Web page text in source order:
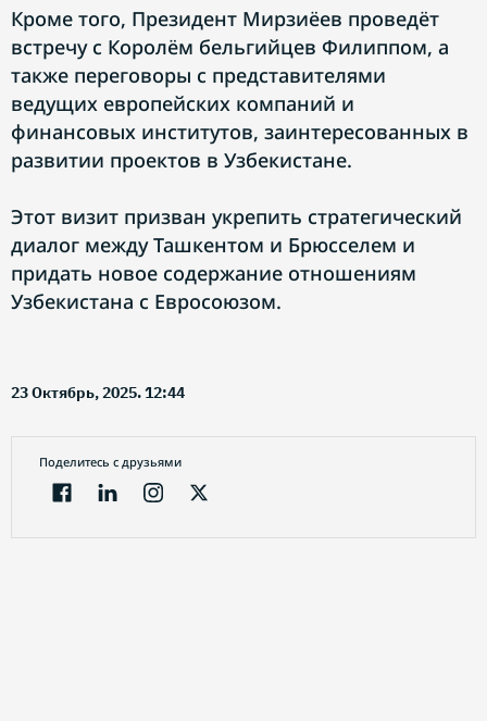
Кроме того, Президент Мирзиёев проведёт
встречу с Королём бельгийцев Филиппом, а
также переговоры с представителями
ведущих европейских компаний и
финансовых институтов, заинтересованных в
развитии проектов в Узбекистане.
Этот визит призван укрепить стратегический
диалог между Ташкентом и Брюсселем и
придать новое содержание отношениям
Узбекистана с Евросоюзом.
23 Октябрь, 2025. 12:44
Поделитесь с друзьями